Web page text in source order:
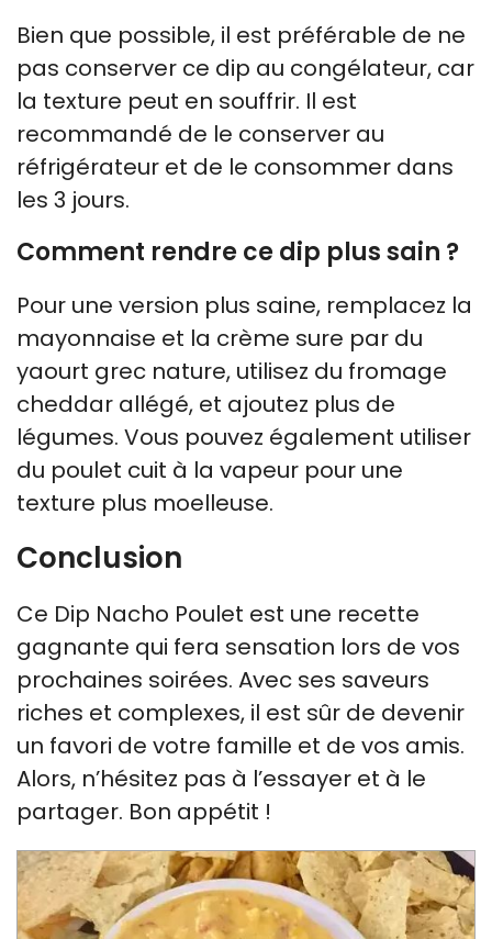
Bien que possible, il est préférable de ne
pas conserver ce dip au congélateur, car
la texture peut en souffrir. Il est
recommandé de le conserver au
réfrigérateur et de le consommer dans
les 3 jours.
Comment rendre ce dip plus sain ?
Pour une version plus saine, remplacez la
mayonnaise et la crème sure par du
yaourt grec nature, utilisez du fromage
cheddar allégé, et ajoutez plus de
légumes. Vous pouvez également utiliser
du poulet cuit à la vapeur pour une
texture plus moelleuse.
Conclusion
Ce Dip Nacho Poulet est une recette
gagnante qui fera sensation lors de vos
prochaines soirées. Avec ses saveurs
riches et complexes, il est sûr de devenir
un favori de votre famille et de vos amis.
Alors, n’hésitez pas à l’essayer et à le
partager. Bon appétit !